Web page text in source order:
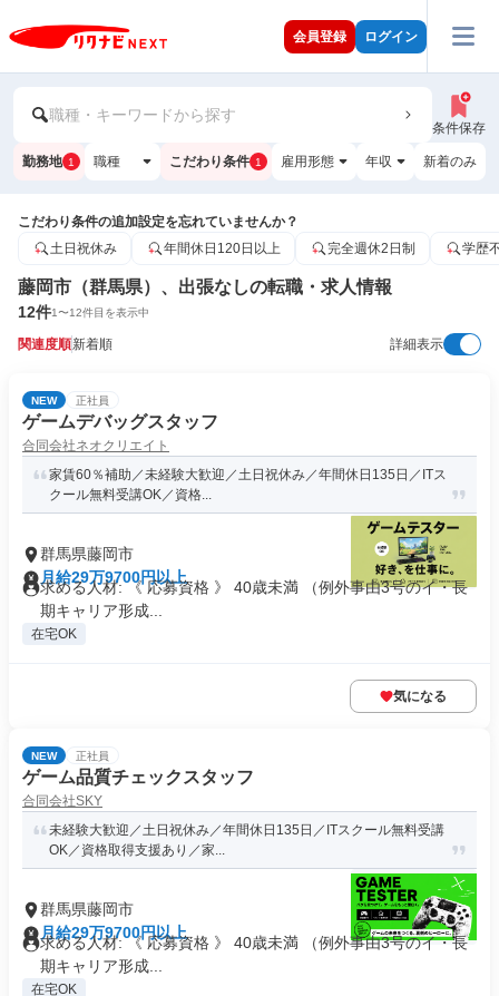
会員登録 ログイン
職種・キーワードから探す
条件保存
勤務地 1 職種 こだわり条件 1 雇用形態 年収 新着のみ
こだわり条件の追加設定を忘れていませんか？
土日祝休み
年間休日120日以上 完全週休2日制 学歴
藤岡市（群馬県）、出張なしの転職・求人情報
12件1〜12件目を表示中
関連度順新着順 詳細表示
NEW 正社員
ゲームデバッグスタッフ
合同会社ネオクリエイト
家賃60％補助／未経験大歓迎／土日祝休み／年間休日135日／ITス
クール無料受講OK／資格...
群馬県藤岡市
月給29万9700円以上
求める人材: 《 応募資格 》 40歳未満 （例外事由3号のイ・長
期キャリア形成...
在宅OK
気になる
NEW 正社員
ゲーム品質チェックスタッフ
合同会社SKY
未経験大歓迎／土日祝休み／年間休日135日／ITスクール無料受講
OK／資格取得支援あり／家...
群馬県藤岡市
月給29万9700円以上
求める人材: 《 応募資格 》 40歳未満 （例外事由3号のイ・長
期キャリア形成...
在宅OK